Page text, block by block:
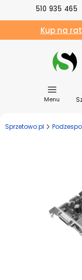
510 935 465
Kup na
Menu
Sprzetowo.pl